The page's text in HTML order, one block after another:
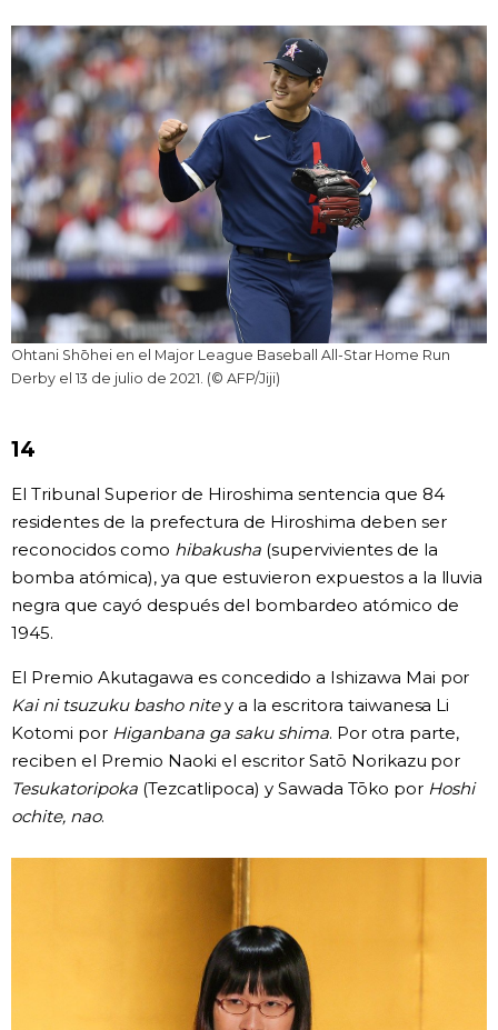
Ohtani Shōhei en el Major League Baseball All-Star Home Run
Derby el 13 de julio de 2021. (© AFP/Jiji)
14
El Tribunal Superior de Hiroshima sentencia que 84
residentes de la prefectura de Hiroshima deben ser
reconocidos como hibakusha(supervivientes de la
bomba atómica), ya que estuvieron expuestos a la lluvia
negra que cayó después del bombardeo atómico de
1945.
El Premio Akutagawa es concedido a Ishizawa Mai por
Kai ni tsuzuku basho nitey a la escritora taiwanesa Li
Kotomi por Higanbana ga saku shima. Por otra parte,
reciben el Premio Naoki el escritor Satō Norikazu por
Tesukatoripoka(Tezcatlipoca) y Sawada Tōko por Hoshi
ochite, nao.